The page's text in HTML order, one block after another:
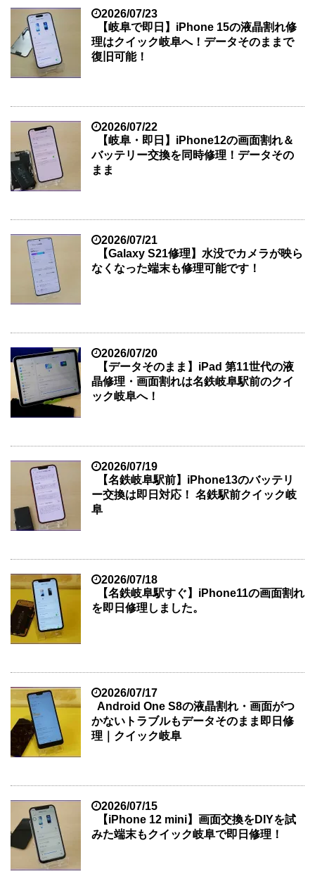
2026/07/23
【岐阜で即日】iPhone 15の液晶割れ修
理はクイック岐阜へ！データそのままで
復旧可能！
2026/07/22
【岐阜・即日】iPhone12の画面割れ＆
バッテリー交換を同時修理！データその
まま
2026/07/21
【Galaxy S21修理】水没でカメラが映ら
なくなった端末も修理可能です！
2026/07/20
【データそのまま】iPad 第11世代の液
晶修理・画面割れは名鉄岐阜駅前のクイ
ック岐阜へ！
2026/07/19
【名鉄岐阜駅前】iPhone13のバッテリ
ー交換は即日対応！ 名鉄駅前クイック岐
阜
2026/07/18
【名鉄岐阜駅すぐ】iPhone11の画面割れ
を即日修理しました。
2026/07/17
Android One S8の液晶割れ・画面がつ
かないトラブルもデータそのまま即日修
理｜クイック岐阜
2026/07/15
【iPhone 12 mini】画面交換をDIYを試
みた端末もクイック岐阜で即日修理！